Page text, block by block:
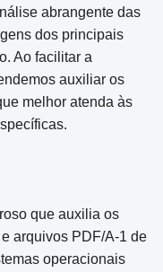
abrangente das
dos principais
Ao facilitar a
auxiliar os
melhor atenda às
que auxilia os
arquivos PDF/A-1 de
operacionais